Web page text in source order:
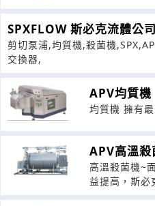
SPXFLOW 斯必克流體公司
剪切泵浦,均質機,殺菌機
交換器,
APV均質機
均質機 擁有
APV高溫殺
高溫殺菌機~
益提高，斯必